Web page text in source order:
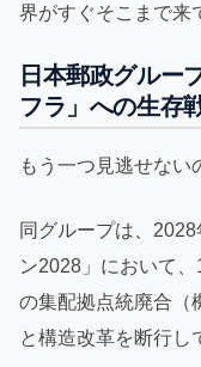
界がすぐそこまで来
日本郵政グルー
フラ」への生存
もう一つ見逃せない
同グループは、
ン2028」において
の集配拠点統廃合（
と構造改革を断行し